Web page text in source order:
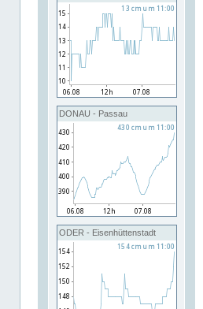
DONAU - Passau
ODER - Eisenhüttenstadt